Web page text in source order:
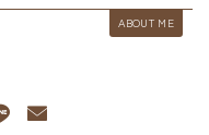
ABOUT ME